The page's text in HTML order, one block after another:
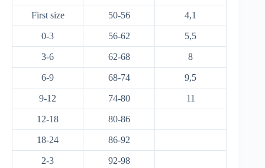
First size 50-56 4,1
0-3 56-62 5,5
3-6 62-68 8
6-9 68-74 9,5
9-12 74-80 11
12-18 80-86
18-24 86-92
2-3 92-98